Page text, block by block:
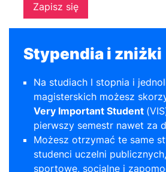
Zapisz się
Stypendia i zniżki
Na studiach I stopnia i
magisterskich możesz
Very Important Student
pierwszy semestr nawet za
Możesz otrzymać te same
studenci uczelni
sportowe, socjalne i